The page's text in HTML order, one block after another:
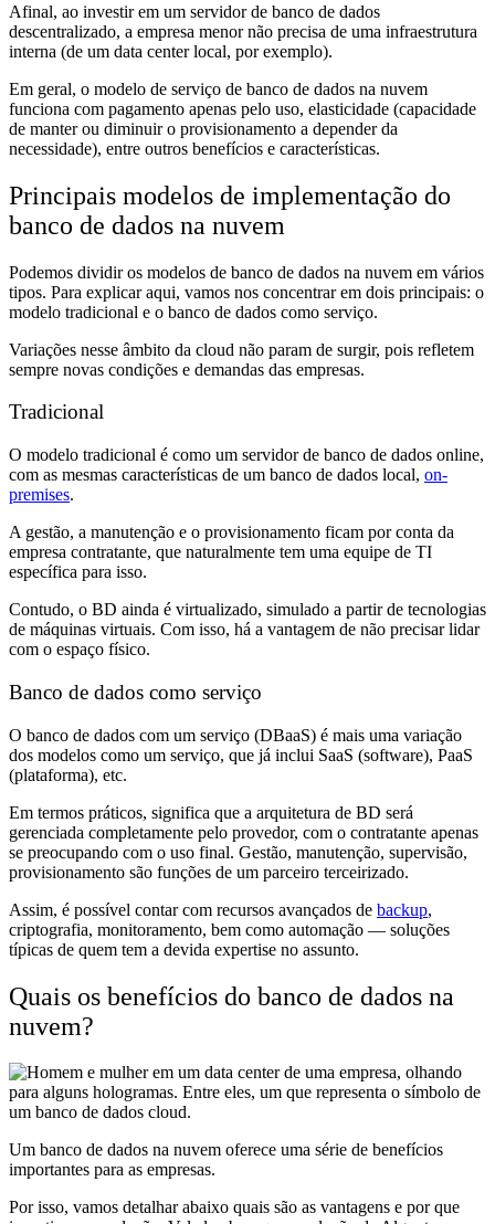
Afinal, ao investir em um servidor de banco de dados
descentralizado, a empresa menor não precisa de uma infraestrutura
interna (de um data center local, por exemplo).
Em geral, o modelo de serviço de banco de dados na nuvem
funciona com pagamento apenas pelo uso, elasticidade (capacidade
de manter ou diminuir o provisionamento a depender da
necessidade), entre outros benefícios e características.
Principais modelos de implementação do
banco de dados na nuvem
Podemos dividir os modelos de banco de dados na nuvem em vários
tipos. Para explicar aqui, vamos nos concentrar em dois principais: o
modelo tradicional e o banco de dados como serviço.
Variações nesse âmbito da cloud não param de surgir, pois refletem
sempre novas condições e demandas das empresas.
Tradicional
O modelo tradicional é como um servidor de banco de dados online,
com as mesmas características de um banco de dados local, on-
premises.
A gestão, a manutenção e o provisionamento ficam por conta da
empresa contratante, que naturalmente tem uma equipe de TI
específica para isso.
Contudo, o BD ainda é virtualizado, simulado a partir de tecnologias
de máquinas virtuais. Com isso, há a vantagem de não precisar lidar
com o espaço físico.
Banco de dados como serviço
O banco de dados com um serviço (DBaaS) é mais uma variação
dos modelos como um serviço, que já inclui SaaS (software), PaaS
(plataforma), etc.
Em termos práticos, significa que a arquitetura de BD será
gerenciada completamente pelo provedor, com o contratante apenas
se preocupando com o uso final. Gestão, manutenção, supervisão,
provisionamento são funções de um parceiro terceirizado.
Assim, é possível contar com recursos avançados de backup,
criptografia, monitoramento, bem como automação — soluções
típicas de quem tem a devida expertise no assunto.
Quais os benefícios do banco de dados na
nuvem?
Um banco de dados na nuvem oferece uma série de benefícios
importantes para as empresas.
Por isso, vamos detalhar abaixo quais são as vantagens e por que